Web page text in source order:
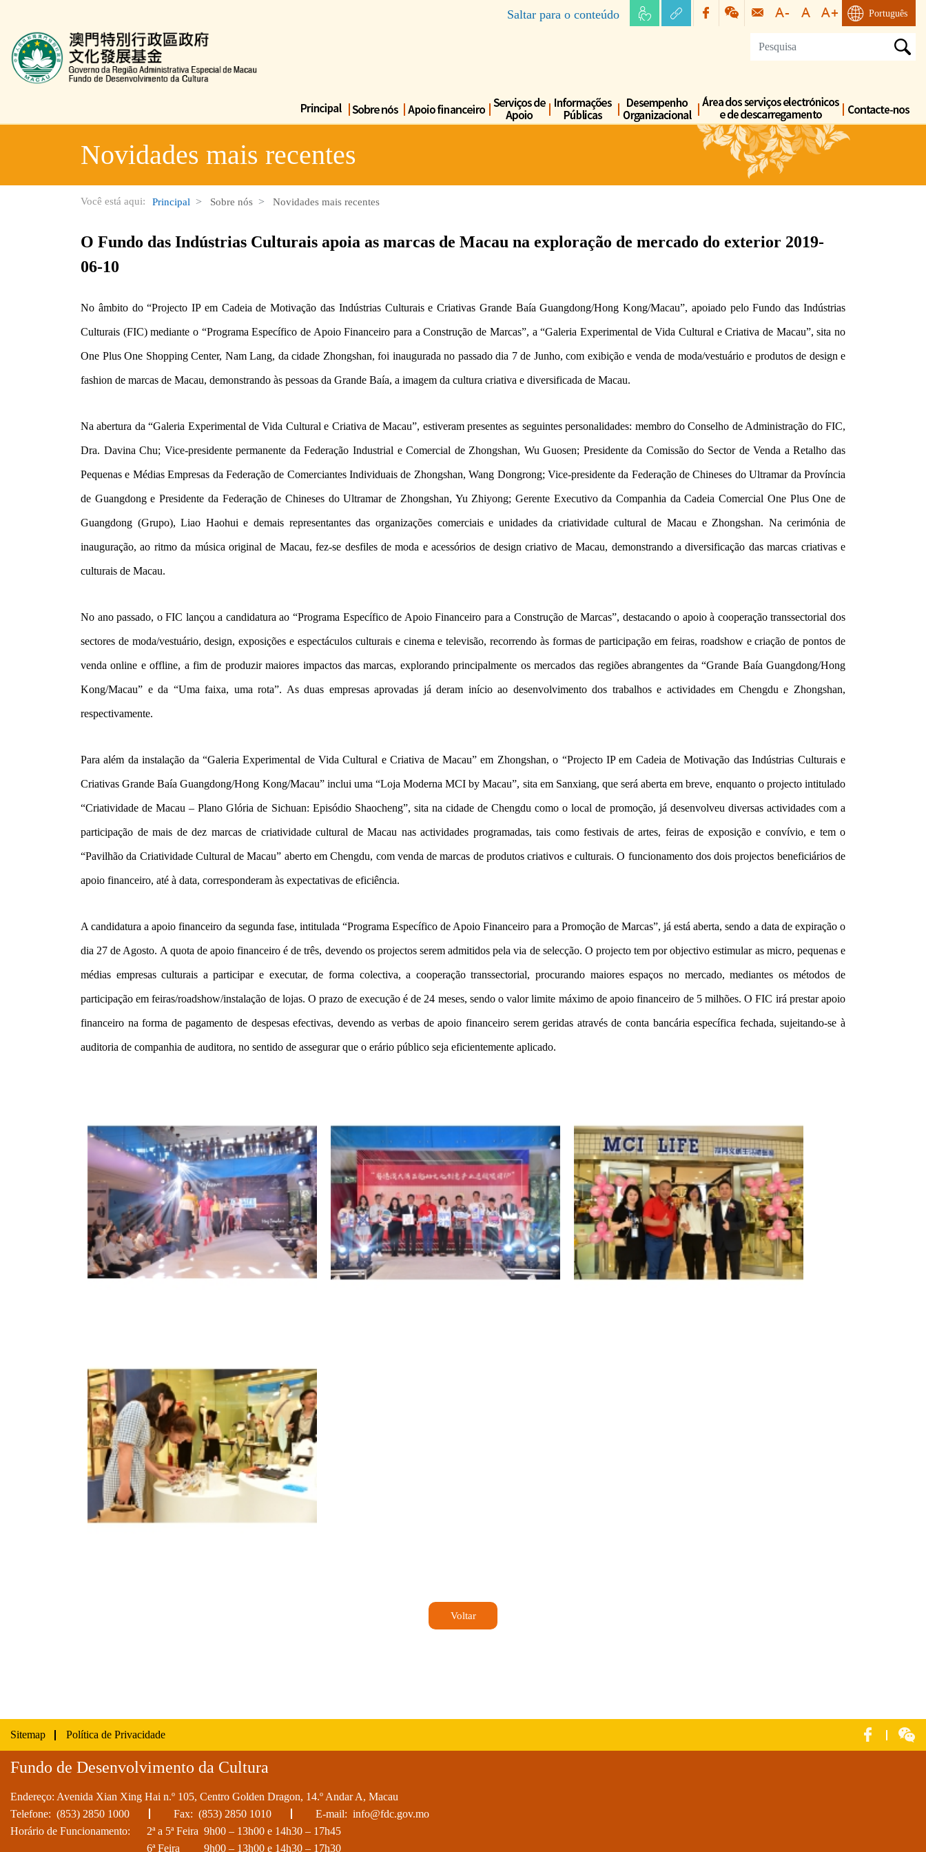
Saltar para o conteúdo Português
Fundo de Desenvolvimento da Cultura
Novidades mais recentes
Você está aqui: Principal Sobre nós Novidades mais recentes
O Fundo das Indústrias Culturais apoia as marcas de Macau na exploração de mercado do exterior 2019-
06-10
No âmbito do “Projecto IP em Cadeia de Motivação das Indústrias Culturais e Criativas Grande Baía Guangdong/Hong Kong/Macau”, apoiado pelo Fundo das Indústrias
Culturais (FIC) mediante o “Programa Específico de Apoio Financeiro para a Construção de Marcas”, a “Galeria Experimental de Vida Cultural e Criativa de Macau”, sita no
One Plus One Shopping Center, Nam Lang, da cidade Zhongshan, foi inaugurada no passado dia 7 de Junho, com exibição e venda de moda/vestuário e produtos de design e
fashion de marcas de Macau, demonstrando às pessoas da Grande Baía, a imagem da cultura criativa e diversificada de Macau.
Na abertura da “Galeria Experimental de Vida Cultural e Criativa de Macau”, estiveram presentes as seguintes personalidades: membro do Conselho de Administração do FIC,
Dra. Davina Chu; Vice-presidente permanente da Federação Industrial e Comercial de Zhongshan, Wu Guosen; Presidente da Comissão do Sector de Venda a Retalho das
Pequenas e Médias Empresas da Federação de Comerciantes Individuais de Zhongshan, Wang Dongrong; Vice-presidente da Federação de Chineses do Ultramar da Província
de Guangdong e Presidente da Federação de Chineses do Ultramar de Zhongshan, Yu Zhiyong; Gerente Executivo da Companhia da Cadeia Comercial One Plus One de
Guangdong (Grupo), Liao Haohui e demais representantes das organizações comerciais e unidades da criatividade cultural de Macau e Zhongshan. Na cerimónia de
inauguração, ao ritmo da música original de Macau, fez-se desfiles de moda e acessórios de design criativo de Macau, demonstrando a diversificação das marcas criativas e
culturais de Macau.
No ano passado, o FIC lançou a candidatura ao “Programa Específico de Apoio Financeiro para a Construção de Marcas”, destacando o apoio à cooperação transsectorial dos
sectores de moda/vestuário, design, exposições e espectáculos culturais e cinema e televisão, recorrendo às formas de participação em feiras, roadshow e criação de pontos de
venda online e offline, a fim de produzir maiores impactos das marcas, explorando principalmente os mercados das regiões abrangentes da “Grande Baía Guangdong/Hong
Kong/Macau” e da “Uma faixa, uma rota”. As duas empresas aprovadas já deram início ao desenvolvimento dos trabalhos e actividades em Chengdu e Zhongshan,
respectivamente.
Para além da instalação da “Galeria Experimental de Vida Cultural e Criativa de Macau” em Zhongshan, o “Projecto IP em Cadeia de Motivação das Indústrias Culturais e
Criativas Grande Baía Guangdong/Hong Kong/Macau” inclui uma “Loja Moderna MCI by Macau”, sita em Sanxiang, que será aberta em breve, enquanto o projecto intitulado
“Criatividade de Macau – Plano Glória de Sichuan: Episódio Shaocheng”, sita na cidade de Chengdu como o local de promoção, já desenvolveu diversas actividades com a
participação de mais de dez marcas de criatividade cultural de Macau nas actividades programadas, tais como festivais de artes, feiras de exposição e convívio, e tem o
“Pavilhão da Criatividade Cultural de Macau” aberto em Chengdu, com venda de marcas de produtos criativos e culturais. O funcionamento dos dois projectos beneficiários de
apoio financeiro, até à data, corresponderam às expectativas de eficiência.
A candidatura a apoio financeiro da segunda fase, intitulada “Programa Específico de Apoio Financeiro para a Promoção de Marcas”, já está aberta, sendo a data de expiração o
dia 27 de Agosto. A quota de apoio financeiro é de três, devendo os projectos serem admitidos pela via de selecção. O projecto tem por objectivo estimular as micro, pequenas e
médias empresas culturais a participar e executar, de forma colectiva, a cooperação transsectorial, procurando maiores espaços no mercado, mediantes os métodos de
participação em feiras/roadshow/instalação de lojas. O prazo de execução é de 24 meses, sendo o valor limite máximo de apoio financeiro de 5 milhões. O FIC irá prestar apoio
financeiro na forma de pagamento de despesas efectivas, devendo as verbas de apoio financeiro serem geridas através de conta bancária específica fechada, sujeitando-se à
auditoria de companhia de auditora, no sentido de assegurar que o erário público seja eficientemente aplicado.
Voltar
Sitemap Política de Privacidade
Fundo de Desenvolvimento da Cultura
Endereço: Avenida Xian Xing Hai n.º 105, Centro Golden Dragon, 14.º Andar A, Macau
Telefone: (853) 2850 1000 Fax: (853) 2850 1010 E-mail: info@fdc.gov.mo
Horário de Funcionamento: 2ª a 5ª Feira 9h00 – 13h00 e 14h30 – 17h45
6ª Feira
9h00 – 13h00 e 14h30 – 17h30